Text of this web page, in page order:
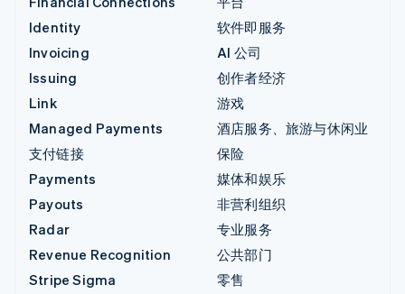
Identity
Invoicing
Issuing
Link
Managed Payments
支付链接
Payments
Payouts
Radar
Revenue Recognition
Stripe Sigma
软件即服务
AI 公司
创作者经济
游戏
酒店服务、旅游与休闲业
保险
媒体和娱乐
非营利组织
专业服务
公共部门
零售